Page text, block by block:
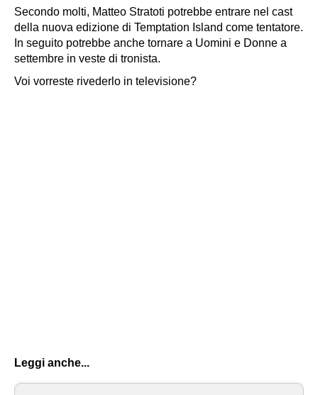
Secondo molti, Matteo Stratoti potrebbe entrare nel cast
della nuova edizione di Temptation Island come tentatore.
In seguito potrebbe anche tornare a Uomini e Donne a
settembre in veste di tronista.
Voi vorreste rivederlo in televisione?
Leggi anche...